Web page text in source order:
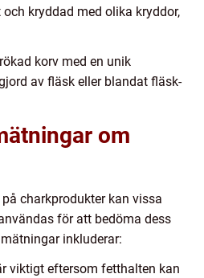
kryddad med olika kryddor,
korv med en unik
av fläsk eller blandat fläsk-
om
charkprodukter kan vissa
för att bedöma dess
inkluderar:
viktigt eftersom fetthalten kan